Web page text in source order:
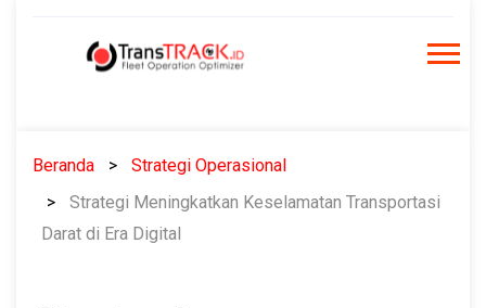
Beranda
Strategi Operasional
Strategi Meningkatkan Keselamatan Transportasi
Darat di Era Digital